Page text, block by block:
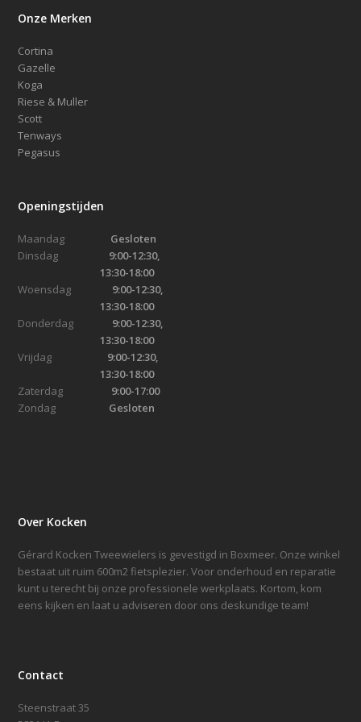
Onze Merken
Cortina
Gazelle
Koga
Riese & Muller
Scott
Tenways
Pegasus
Openingstijden
Maandag Gesloten
Dinsdag 9:00-12:30,
13:30-18:00
Woensdag
9:00-12:30,
13:30-18:00
Donderdag 9:00-12:30,
13:30-18:00
Vrijdag 9:00-12:30,
13:30-18:00
Zaterdag 9:00-17:00
Zondag Gesloten
Over Kocken
Gérard Kocken Tweewielers is gevestigd in Boxmeer. Onze winkel
bestaat uit ruim 600m2 fietsplezier. Voor onderhoud en reparatie
kunt u terecht bij onze professionele werkplaats. Kortom, kom
eens kijken en laat u adviseren door ons deskundige team!
Contact
Steenstraat 35